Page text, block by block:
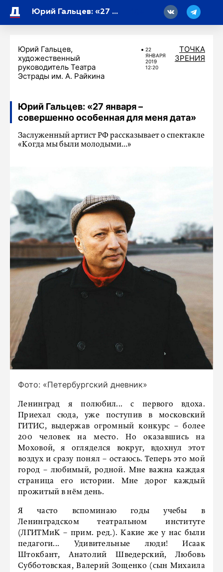
Юрий Гальцев: «27 января – совершенно особенная для меня дата»
Юрий Гальцев,
художественный
руководитель Театра
Эстрады им. А. Райкина
22
ЯНВАРЯ
2019
12:20
ТОЧКА
ЗРЕНИЯ
Юрий Гальцев: «27 января –
совершенно особенная для меня дата»
Заслуженный артист РФ рассказывает о спектакле
«Когда мы были молодыми...»
Фото: «Петербургский дневник»
Ленинград я полюбил... с первого вдоха.
Приехал сюда, уже поступив в московский
ГИТИС, выдержав огромный конкурс – более
200 человек на место. Но оказавшись на
Моховой, я огляделся вокруг, вдохнул этот
воздух и сразу понял – остаюсь. Теперь это мой
город – любимый, родной. Мне важна каждая
страница его истории. Мне дорог каждый
прожитый в нём день.
Я часто вспоминаю годы учебы в
Ленинградском театральном институте
(ЛГИТМиК – прим. ред.). Какие же у нас были
педагоги... Удивительные люди! Исаак
Штокбант, Анатолий Шведерский, Любовь
Субботовская, Валерий Зощенко (сын Михаила